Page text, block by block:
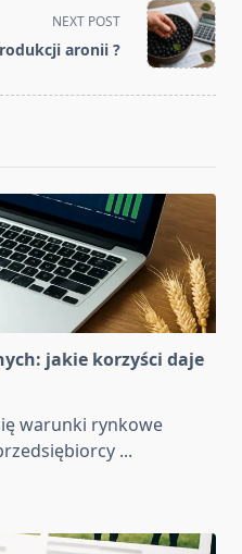
NEXT POST
aronii ?
jakie korzyści daje
warunki rynkowe
...